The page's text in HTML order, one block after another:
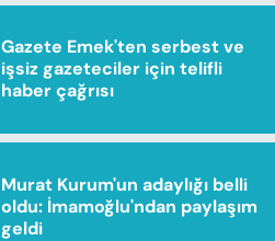
Gazete Emek'ten serbest ve
işsiz gazeteciler için telifli
haber çağrısı
Murat Kurum'un adaylığı belli
oldu: İmamoğlu'ndan paylaşım
geldi